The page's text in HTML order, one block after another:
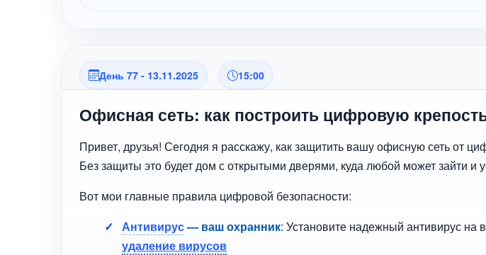
День 77 - 13.11.2025 15:00
Офисная сеть: как построить цифровую
Привет, друзья! Сегодня я расскажу, как защитить вашу офисную сеть от
Без защиты это будет дом с открытыми дверями, куда любой может зайти и
Вот мои главные правила цифровой безопасности:
Антивирус— ваш охранник: Установите надежный антивирус
удаление вирусов